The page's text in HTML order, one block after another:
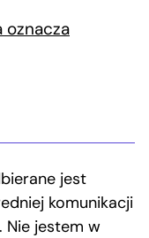
oznacza
jest
komunikacji
Nie jestem w